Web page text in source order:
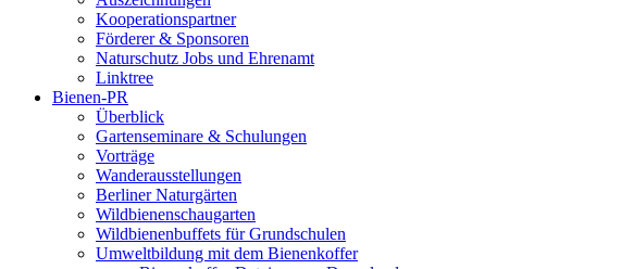
Kooperationspartner
Förderer & Sponsoren
Naturschutz Jobs und Ehrenamt
Linktree
Bienen-PR
Überblick
Gartenseminare & Schulungen
Vorträge
Wanderausstellungen
Berliner Naturgärten
Wildbienenschaugarten
Wildbienenbuffets für Grundschulen
Umweltbildung mit dem Bienenkoffer